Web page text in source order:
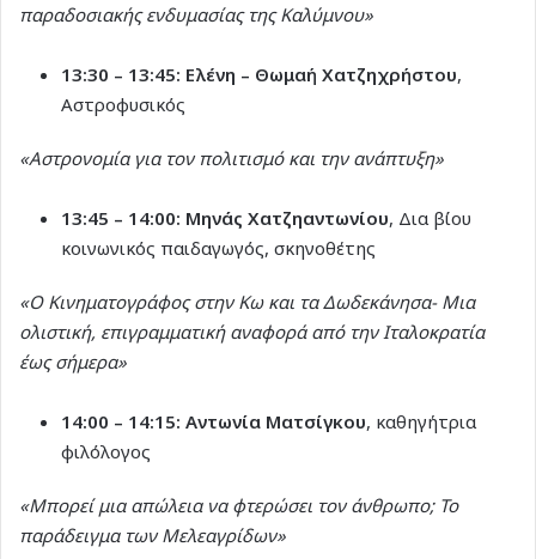
παραδοσιακής ενδυμασίας της Καλύμνου»
13:30 – 13:45: Ελένη – Θωμαή Χατζηχρήστου,
Αστροφυσικός
«Αστρονομία για τον πολιτισμό και την ανάπτυξη»
13:45 – 14:00: Μηνάς Χατζηαντωνίου, Δια βίου
κοινωνικός παιδαγωγός, σκηνοθέτης
«Ο Κινηματογράφος στην Κω και τα Δωδεκάνησα- Μια
ολιστική, επιγραμματική αναφορά από την Ιταλοκρατία
έως σήμερα»
14:00 – 14:15: Αντωνία Ματσίγκου, καθηγήτρια
φιλόλογος
«Μπορεί μια απώλεια να φτερώσει τον άνθρωπο; Το
παράδειγμα των Μελεαγρίδων»